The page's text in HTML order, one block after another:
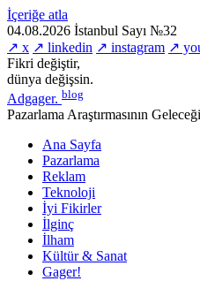
İçeriğe atla
04.08.2026 İstanbul Sayı №32
↗ x ↗ linkedin ↗ instagram ↗
Fikri değiştir,
dünya değişsin.
Adgager. blog
Pazarlama Araştırmasının Geleceği
Ana Sayfa
Pazarlama
Reklam
Teknoloji
İyi Fikirler
İlginç
İlham
Kültür & Sanat
Gager!